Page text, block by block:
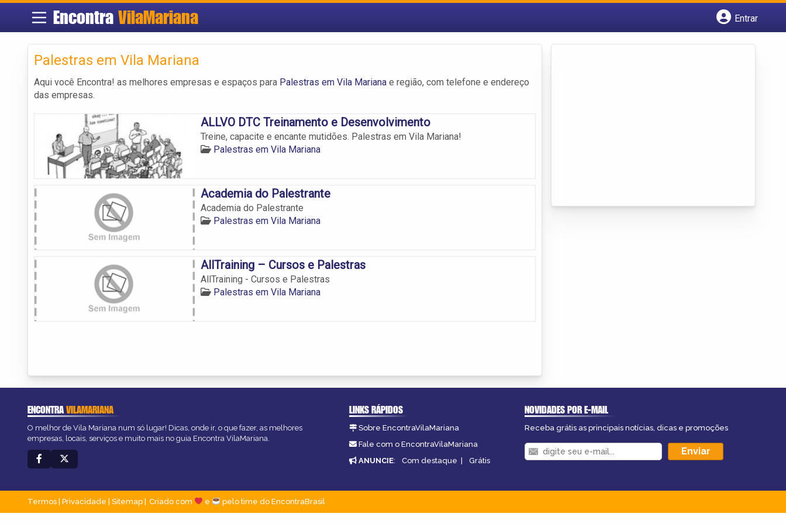
Encontra VilaMariana
Entrar
Palestras em Vila Mariana
Aqui você Encontra! as melhores empresas e espaços para Palestras em Vila Mariana e região, com telefone e endereço
das empresas.
ALLVO DTC Treinamento e Desenvolvimento
Treine, capacite e encante mutidões. Palestras em Vila Mariana!
Palestras em Vila Mariana
Academia do Palestrante
Academia do Palestrante
Palestras em Vila Mariana
AllTraining – Cursos e Palestras
AllTraining - Cursos e Palestras
Palestras em Vila Mariana
ENCONTRAVILAMARIANA
O melhor de Vila Mariana num só lugar! Dicas, onde ir, o que fazer, as melhores
empresas, locais, serviços e muito mais no guia Encontra VilaMariana.
LINKS RÁPIDOS
Sobre EncontraVilaMariana
Fale com o EncontraVilaMariana
ANUNCIE: Com destaque | Grátis
NOVIDADES POR E-MAIL
Receba grátis as principais notícias, dicas e promoções
Termos Privacidade Sitemap Criado com e pelo time do EncontraBrasil